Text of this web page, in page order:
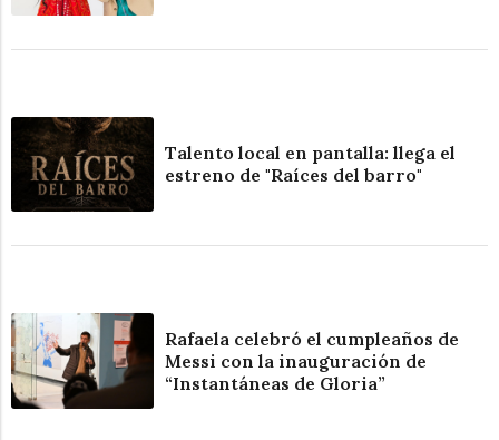
Talento local en pantalla: llega el
estreno de "Raíces del barro"
Rafaela celebró el cumpleaños de
Messi con la inauguración de
“Instantáneas de Gloria”